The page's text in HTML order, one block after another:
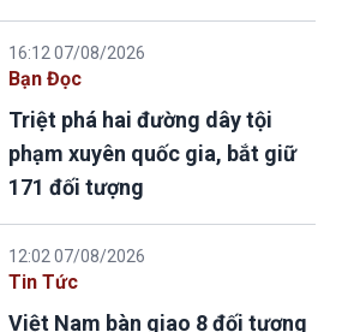
16:12 07/08/2026
Bạn Đọc
Triệt phá hai đường dây tội
phạm xuyên quốc gia, bắt giữ
171 đối tượng
12:02 07/08/2026
Tin Tức
Việt Nam bàn giao 8 đối tượng